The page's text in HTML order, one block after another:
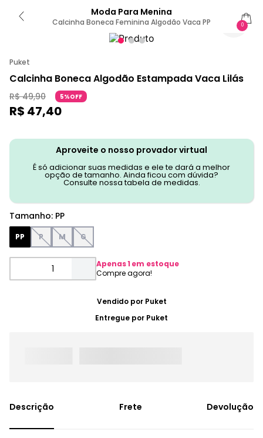
Moda Para Menina
Calcinha Boneca Feminina Algodão Vaca PP 0
Puket
Calcinha Boneca Algodão Estampada Vaca Lilás
R$ 49,90 5%OFF
R$ 47,40
Aproveite o nosso provador virtual
É só adicionar suas medidas e ele te dará a melhor
opção de tamanho. Ainda ficou com dúvida?
Consulte nossa tabela de medidas.
Tamanho: PP
PP P M G
Apenas1 em estoque
Vendido por Puket
Entregue por Puket
Frete Devolução